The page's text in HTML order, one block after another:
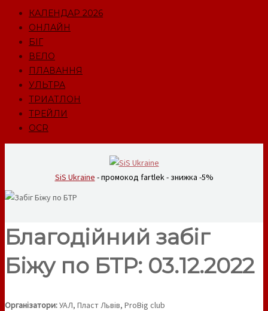
КАЛЕНДАР 2026
ОНЛАЙН
БІГ
ВЕЛО
ПЛАВАННЯ
УЛЬТРА
ТРИАТЛОН
ТРЕЙЛИ
OCR
SiS Ukraine - промокод fartlek - знижка -5%
Благодійний забіг
Біжу по БТР: 03.12.2022
Організатори:УАЛ, Пласт Львів, ProBig club